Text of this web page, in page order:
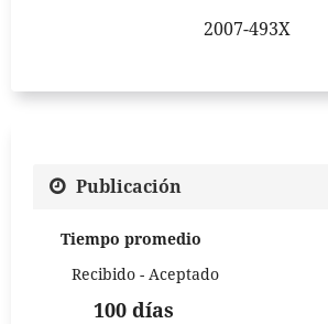
2007-493X
Publicación
Tiempo promedio
Recibido - Aceptado
100 días